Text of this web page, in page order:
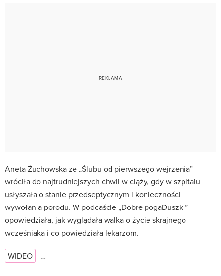
Aneta Żuchowska ze „Ślubu od pierwszego wejrzenia”
wróciła do najtrudniejszych chwil w ciąży, gdy w szpitalu
usłyszała o stanie przedseptycznym i konieczności
wywołania porodu. W podcaście „Dobre pogaDuszki”
opowiedziała, jak wyglądała walka o życie skrajnego
wcześniaka i co powiedziała lekarzom.
WIDEO …